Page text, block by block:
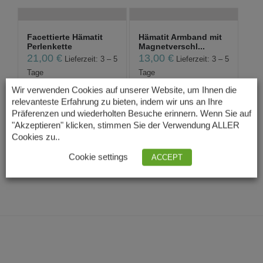
Facettierte Hämatit
Perlenkette
21,00 €
Lieferzeit: 3 – 5
Tage
Hämatit Armband mit
Magnetverschl...
13,00€
Lieferzeit: 3 – 5
Tage
Regenbogen Hämatit
Collier
39,00€
Regenbogen Hämatit
Tage
Wir verwenden Cookies auf unserer Website, um Ihnen die
relevanteste Erfahrung zu bieten, indem wir uns an Ihre
Präferenzen und wiederholten Besuche erinnern. Wenn Sie auf
"Akzeptieren" klicken, stimmen Sie der Verwendung ALLER
Cookies zu..
Cookie settings ACCEPT